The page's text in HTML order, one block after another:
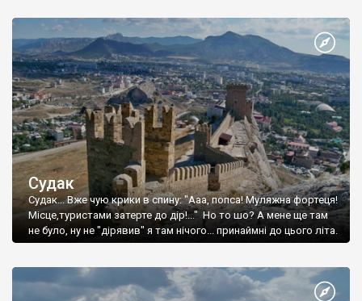
Судак
Судак... Вже чую крики в спину: "Ааа, попса! Муляжна фортеця!
Місце,туристами затерте до дір!..." Но то шо? А мене ще там
не було, ну не "дірявив" я там нічого... принаймні до цього літа.